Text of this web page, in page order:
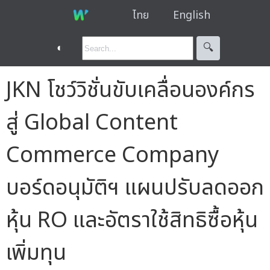
ไทย English
◐ 🔍︎
JKN โชว์วิชั่นขับเคลื่อนองค์กร
สู่ Global Content
Commerce Company
บอร์ดอนุมัติฯ แผนปรับลดออก
หุ้น RO และอัตราใช้สิทธิซื้อหุ้น
เพิ่มทุน